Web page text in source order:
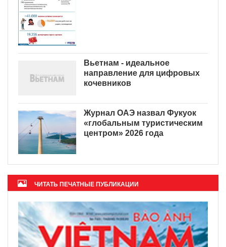
Вьетнам - идеальное
направление для цифровых
кочевников
Журнал ОАЭ назвал Фукуок
«глобальным туристическим
центром» 2026 года
ЧИТАТЬ ПЕЧАТНЫЕ ПУБЛИКАЦИИ